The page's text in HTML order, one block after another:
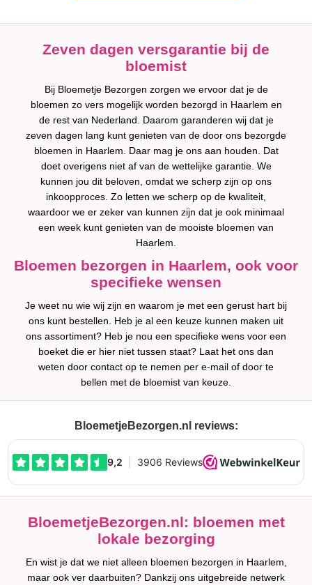
Zeven dagen versgarantie bij de
bloemist
Bij Bloemetje Bezorgen zorgen we ervoor dat je de
bloemen zo vers mogelijk worden bezorgd in Haarlem en
de rest van Nederland. Daarom garanderen wij dat je
zeven dagen lang kunt genieten van de door ons bezorgde
bloemen in Haarlem. Daar mag je ons aan houden. Dat
doet overigens niet af van de wettelijke garantie. We
kunnen jou dit beloven, omdat we scherp zijn op ons
inkoopproces. Zo letten we scherp op de kwaliteit,
waardoor we er zeker van kunnen zijn dat je ook minimaal
een week kunt genieten van de mooiste bloemen van
Haarlem.
Bloemen bezorgen in Haarlem, ook voor
specifieke wensen
Je weet nu wie wij zijn en waarom je met een gerust hart bij
ons kunt bestellen. Heb je al een keuze kunnen maken uit
ons assortiment? Heb je nou een specifieke wens voor een
boeket die er hier niet tussen staat? Laat het ons dan
weten door contact op te nemen per e-mail of door te
bellen met de bloemist van keuze.
BloemetjeBezorgen.nl reviews:
BloemetjeBezorgen.nl: bloemen met
lokale bezorging
En wist je dat we niet alleen bloemen bezorgen in Haarlem,
maar ook ver daarbuiten? Dankzij ons uitgebreide netwerk